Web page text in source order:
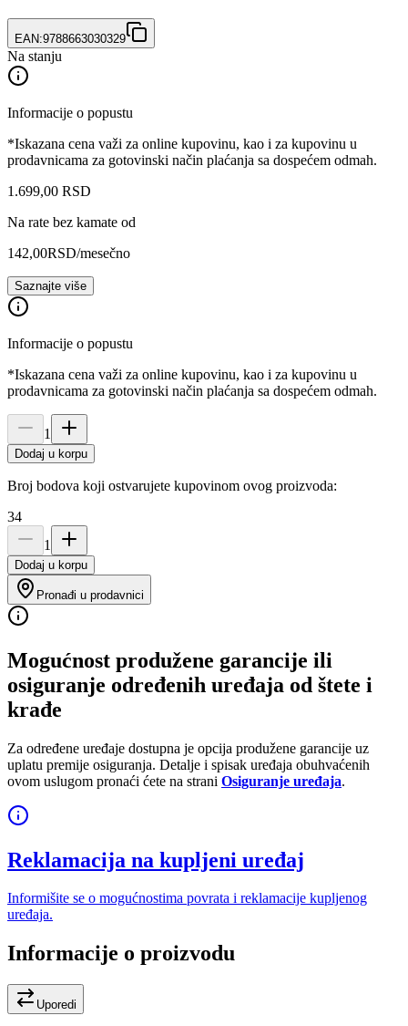
EAN:9788663030329
Na stanju
Informacije o popustu
*Iskazana cena važi za online kupovinu, kao i za kupovinu u
prodavnicama za gotovinski način plaćanja sa dospećem odmah.
1.699,00 RSD
Na rate bez kamate od
142,00RSD/mesečno
Saznajte više
Informacije o popustu
*Iskazana cena važi za online kupovinu, kao i za kupovinu u
prodavnicama za gotovinski način plaćanja sa dospećem odmah.
1
Dodaj u korpu
Broj bodova koji ostvarujete kupovinom ovog proizvoda:
34
1
Dodaj u korpu
Pronađi u prodavnici
Mogućnost produžene garancije ili
osiguranje određenih uređaja od štete i
krađe
Za određene uređaje dostupna je opcija produžene garancije uz
uplatu premije osiguranja. Detalje i spisak uređaja obuhvaćenih
ovom uslugom pronaći ćete na strani Osiguranje uređaja.
Reklamacija na kupljeni uređaj
Informišite se o mogućnostima povrata i reklamacije kupljenog
uređaja.
Informacije o proizvodu
Uporedi